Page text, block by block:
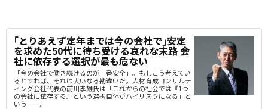
｢とりあえず定年までは今の会社で｣安定
を求めた50代に待ち受ける哀れな末路 会
社に依存する選択が最も危ない
「今の会社で働き続けるのが一番安全」。もしこう考えてい
るとすれば、それは大いなる勘違いだ。人材育成コンサルテ
ィング会社代表の前川孝雄氏は「これからの社会では『1つ
の会社に依存する』という選択自体がハイリスクになる」と
いう——。